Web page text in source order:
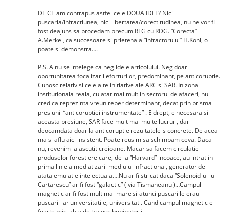
DE CE am contrapus astfel cele DOUA IDEI ? Nici
puscaria/infractiunea, nici libertatea/corectitudinea, nu ne vor fi
fost deajuns sa procedam precum RFG cu RDG. “Corecta”
A.Merkel, ca succesoare si prietena a “infractorului” H.Kohl, o
poate si demonstra….
P.S. A nu se intelege ca neg idele articolului. Neg doar
oportunitatea focalizarii eforturilor, predominant, pe anticoruptie.
Cunosc relativ si celelalte initiative ale ARC si SAR. In zona
institutionala reala, cu atat mai mult in sectorul de afaceri, nu
cred ca reprezinta vreun reper determinant, decat prin prisma
presiunii “anticoruptiei instrumentate” . E drept, e necesara si
aceasta presiune, SAR face mult mai multe lucruri, dar
deocamdata doar la anticoruptie rezultatele-s concrete. De acea
ma si aflu aici insistent. Poate reusim sa schimbam ceva. Daca
nu, revenim la ascutit creioane. Macar sa facem circulatie
produselor forestiere care, de la “Harvard” incoace, au intrat in
prima linie a mediatizarii mediului infractional, generator de
atata emulatie intelectuala….Nu ar fi stricat daca “Solenoid-ul lui
Cartarescu” ar fi fost “galactic” ( via Tismaneanu )…Campul
magnetic ar fi fost mult mai mare si-atunci puscariile erau
puscarii iar universitatile, universitati. Cand campul magnetic e